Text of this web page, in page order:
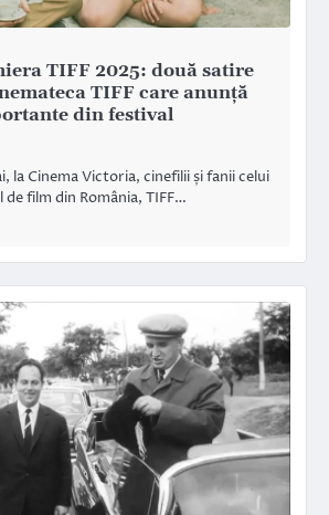
TIFF 2025: două satire
TIFF care anunță
din festival
la Cinema Victoria, cinefilii și fanii celui
de film din România, TIFF…